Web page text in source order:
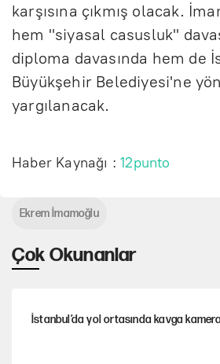
karşısına çıkmış olacak.
hem "siyasal casusluk"
diploma davasında hem de
Büyükşehir Belediyesi'ne
yargılanacak.
Haber Kaynağı :12punto
Çok Okunanlar
İstanbul’da yol ortasında kavga
Ekrem İmamoğlu